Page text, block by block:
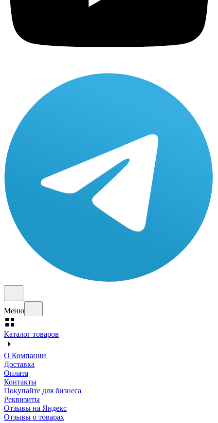
Меню
Каталог товаров
О Компании
Доставка
Оплата
Контакты
Покупайте для бизнеса
Реквизиты
Отзывы на Яндекс
Отзывы о товарах